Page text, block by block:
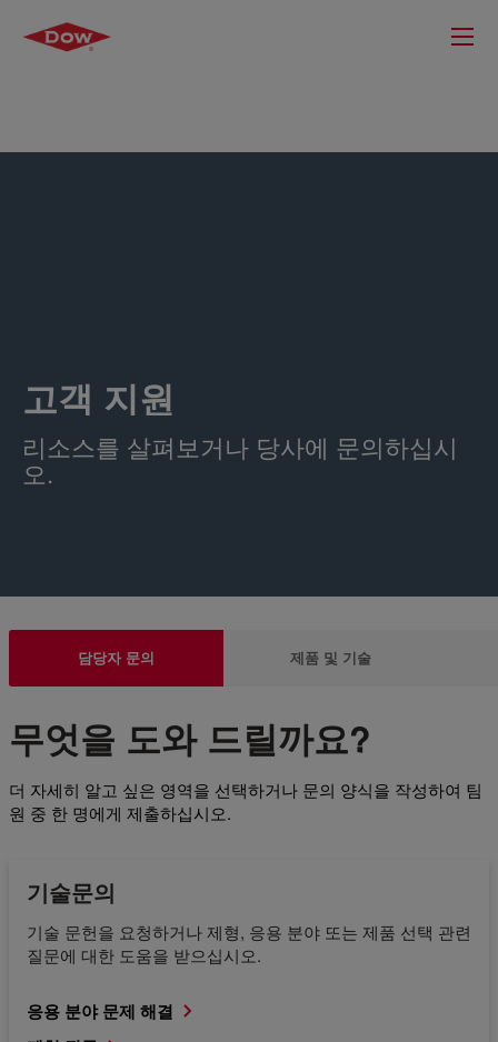
고객 지원
리소스를 살펴보거나 당사에 문의하십시
오.
담당자 문의 제품 및 기술
무엇을 도와 드릴까요?
더 자세히 알고 싶은 영역을 선택하거나 문의 양식을 작성하여 팀
원 중 한 명에게 제출하십시오.
기술문의
기술 문헌을 요청하거나 제형, 응용 분야 또는 제품 선택 관련
질문에 대한 도움을 받으십시오.
응용 분야 문제 해결